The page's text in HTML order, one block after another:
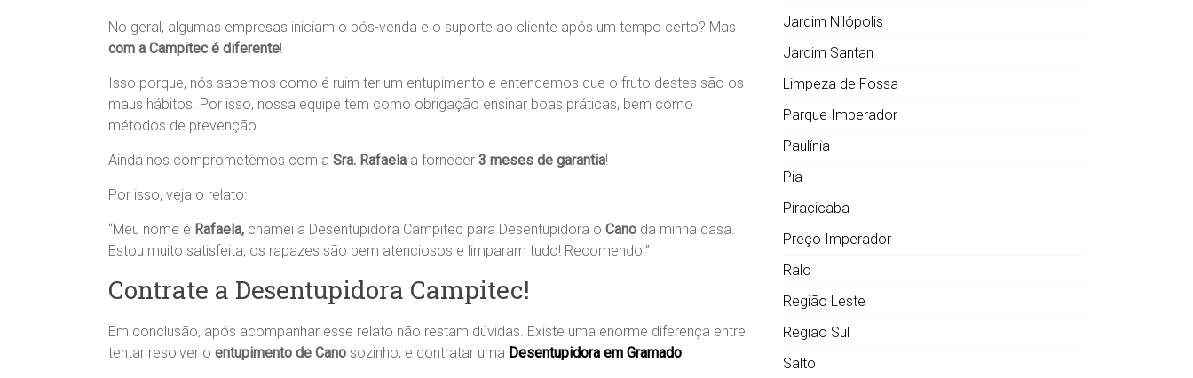
No geral, algumas empresas iniciam o pós-venda e o suporte ao cliente após um tempo certo? Mas
com a Campitec é diferente!
Isso porque, nós sabemos como é ruim ter um entupimento e entendemos que o fruto destes são os
maus hábitos. Por isso, nossa equipe tem como obrigação ensinar boas práticas, bem como
métodos de prevenção.
Ainda nos comprometemos com a Sra. Rafaela a fornecer 3 meses de garantia!
Por isso, veja o relato:
“Meu nome é Rafaela, chamei a Desentupidora Campitec para Desentupidora o Cano da minha casa.
Estou muito satisfeita, os rapazes são bem atenciosos e limparam tudo! Recomendo!”
Contrate a Desentupidora Campitec!
Em conclusão, após acompanhar esse relato não restam dúvidas. Existe uma enorme diferença entre
tentar resolver o entupimento de Cano sozinho, e contratar uma Desentupidora em Gramado.
Jardim Nilópolis
Jardim Santan
Limpeza de Fossa
Parque Imperador
Paulínia
Pia
Piracicaba
Preço Imperador
Ralo
Região Leste
Região Sul
Salto